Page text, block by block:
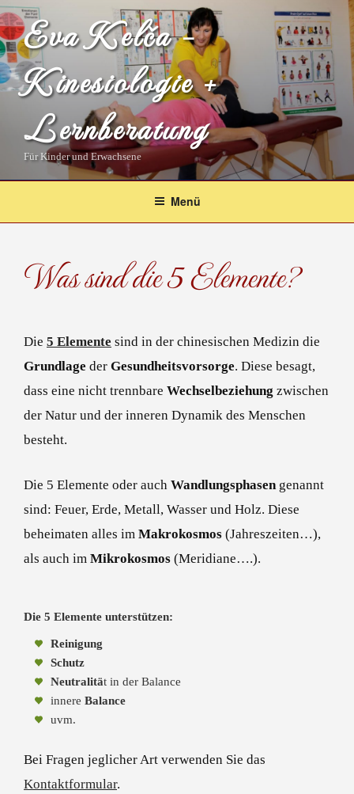
Zum
Inhalt
springenEva Kelča –
Kinesiologie +
Lernberatung
Für Kinder und Erwachsene
Menü
Was sind die 5 Elemente?
Die 5 Elemente sind in der chinesischen Medizin die
Grundlage der Gesundheitsvorsorge. Diese besagt,
dass eine nicht trennbare Wechselbeziehung zwischen
der Natur und der inneren Dynamik des Menschen
besteht.
Die 5 Elemente oder auch Wandlungsphasen genannt
sind: Feuer, Erde, Metall, Wasser und Holz. Diese
beheimaten alles im Makrokosmos (Jahreszeiten…),
als auch im Mikrokosmos (Meridiane….).
Die 5 Elemente unterstützen:
Reinigung
Schutz
Neutralität in der Balance
innere Balance
uvm.
Bei Fragen jeglicher Art verwenden Sie das
Kontaktformular.